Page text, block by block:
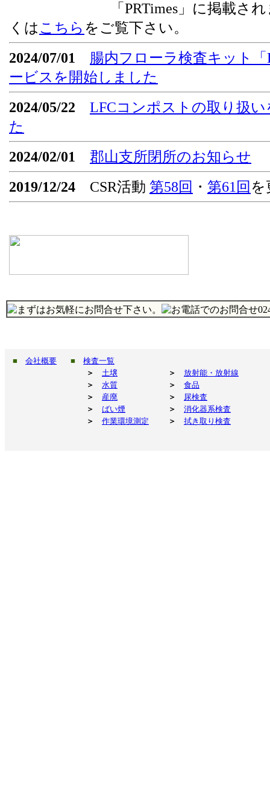
「PRTimes」に掲載されま
くはこちら をご覧下さい。
2024/07/01
腸内フローラ検査キット「
ービスを開始しました
2024/05/22
LFCコンポストの取り扱
た
2024/02/01
郡山支所閉所のお知らせ
2019/12/24 CSR活動 第58回 ・ 第61回 を
■ 会社概要 ■
検査一覧
＞
土壌 ＞
放射能・放射線
＞
水質 ＞
食品
＞
産廃 ＞
尿検査
＞
ばい煙 ＞
消化器系検査
＞
作業環境測定 ＞ 拭き取り検査